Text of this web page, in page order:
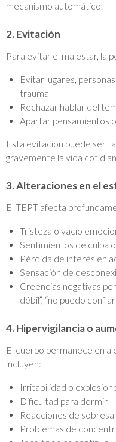
mecanismo automático.
2. Evitación
Para evitar el malestar, la
Evitar lugares,
trauma
Rechazar hablar del
Apartar pensamientos
Esta evitación puede ser
gravemente la vida
3. Alteraciones en el
El TEPT afecta
Tristeza o vacío
Sentimientos de culpa
Pérdida de interés en
Sensación de
Creencias negativas
débil”, “no puedo
4. Hipervigilancia o
El cuerpo permanece en
incluyen:
Irritabilidad o
Dificultad para dormir
Reacciones de
Problemas de